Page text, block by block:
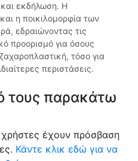
εκδήλωση. Η
η ποικιλομορφία των
εδραιώνοντας τις
προορισμό για όσους
τόσο για
περιστάσεις.
τους παρακάτω
έχουν πρόσβαση
Κάντε κλικ εδώ για να